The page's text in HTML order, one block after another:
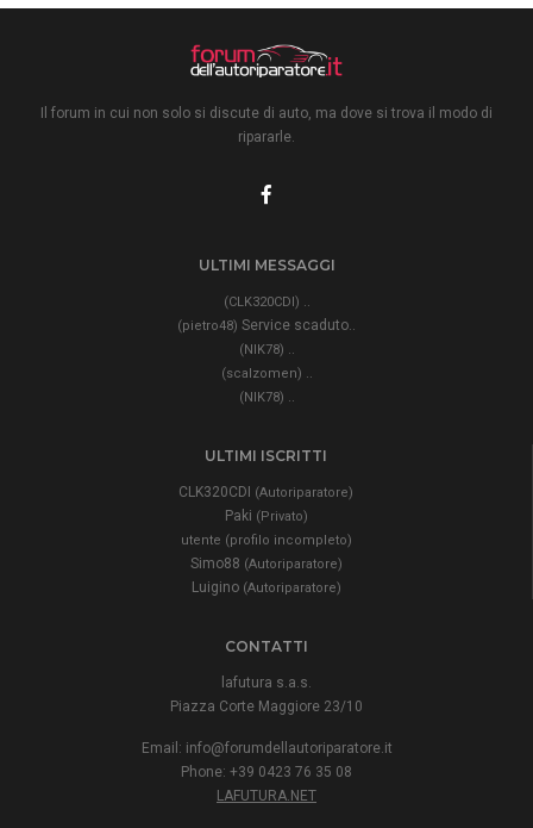
Il forum in cui non solo si discute di auto, ma dove si trova il modo di
ripararle.
ULTIMI MESSAGGI
(CLK320CDI) ..
(pietro48) Service scaduto..
(NIK78) ..
(scalzomen) ..
(NIK78) ..
ULTIMI ISCRITTI
CLK320CDI (Autoriparatore)
Paki (Privato)
utente (profilo incompleto)
Simo88 (Autoriparatore)
Luigino (Autoriparatore)
CONTATTI
lafutura s.a.s.
Piazza Corte Maggiore 23/10
Email: info@forumdellautoriparatore.it
Phone: +39 0423 76 35 08
LAFUTURA.NET